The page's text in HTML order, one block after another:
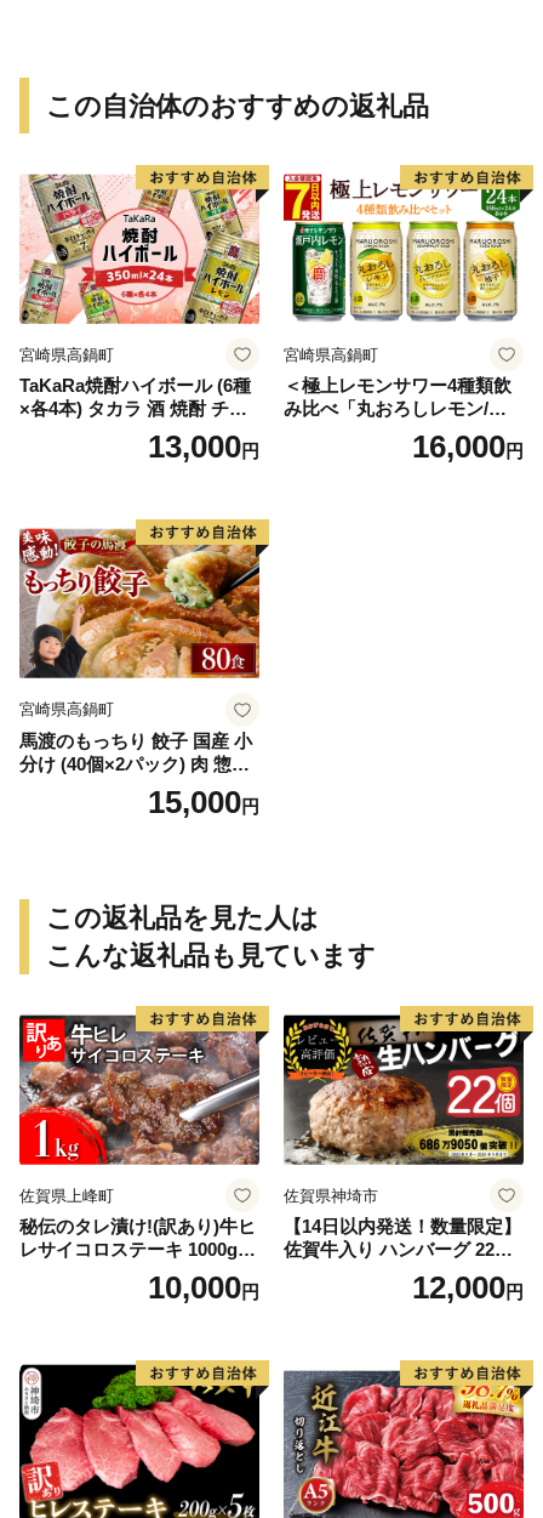
この自治体のおすすめの返礼品
宮崎県高鍋町
TaKaRa焼酎ハイボール (6種
×各4本) タカラ 酒 焼酎 チュ
ーハイ ドライ 辛口 国産 人気
飲み比べ ギフト13,000円
宮崎県高鍋町
＜極上レモンサワー4種類飲
み比べ「丸おろしレモン/瀬
戸内レモン/丸おろしグレー
プフルーツ/丸おろしゆず」3
16,000円
宮崎県高鍋町
馬渡のもっちり 餃子 国産 小
分け (40個×2パック) 肉 惣菜
人気 おすすめ 簡単 グルメ 冷
凍 豚肉 野菜 加工品15,000円
この返礼品を見た人は
こんな返礼品も見ています
佐賀県上峰町
秘伝のタレ漬け!(訳あり)牛ヒ
レサイコロステーキ 1000g
10,000円
佐賀県神埼市
【14日以内発送！数量限定】
佐賀牛入り ハンバーグ 22個
2.6kg(120g×22個)【佐賀牛
黒毛和牛 ブランド牛 九州 ハ
気】(H083106)
12,000円